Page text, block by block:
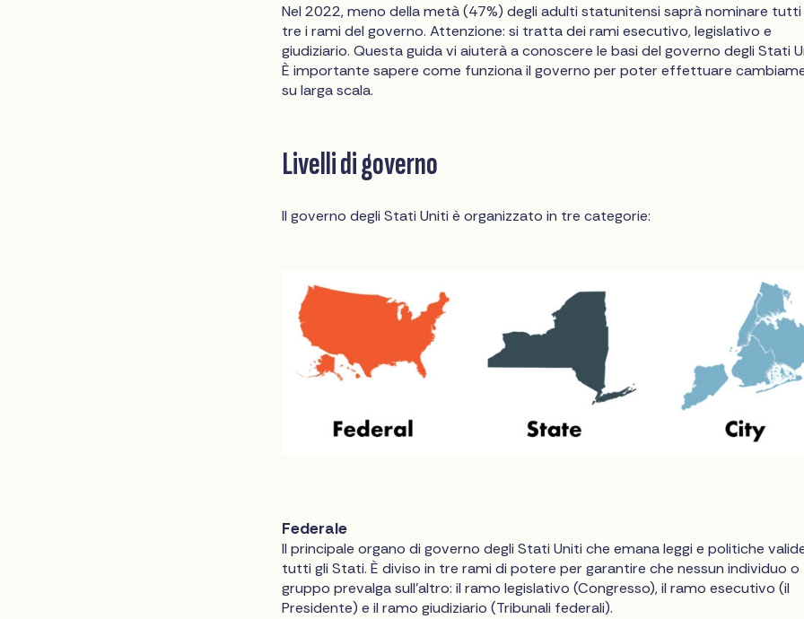
Nel 2022, meno della metà (47%) degli adulti statunitensi saprà nominare tutti
tre i rami del governo. Attenzione: si tratta dei rami esecutivo, legislativo e
giudiziario. Questa guida vi aiuterà a conoscere le basi del governo degli Stati
È importante sapere come funziona il governo per poter effettuare
su larga scala.
Livelli di governo
Il governo degli Stati Uniti è organizzato in tre categorie:
Federale
Il principale organo di governo degli Stati Uniti che emana leggi e politiche
tutti gli Stati. È diviso in tre rami di potere per garantire che nessun individuo o
gruppo prevalga sull'altro: il ramo legislativo (Congresso), il ramo esecutivo (il
Presidente) e il ramo giudiziario (Tribunali federali).